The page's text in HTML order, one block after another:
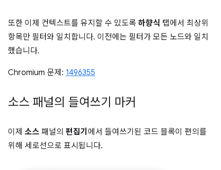
또한 이제 컨텍스트를 유지할 수 있도록 하향식 탭에서 최상위
항목만 필터와 일치합니다. 이전에는 필터가 모든 노드와 일치
했습니다.
Chromium 문제: 1496355
소스 패널의 들여쓰기 마커
이제 소스 패널의 편집기 에서 들여쓰기된 코드 블록이 편의를
위해 세로선으로 표시됩니다.